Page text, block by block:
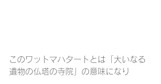
このワットマハタートとは「大いなる
遺物の仏塔の寺院」の意味になり